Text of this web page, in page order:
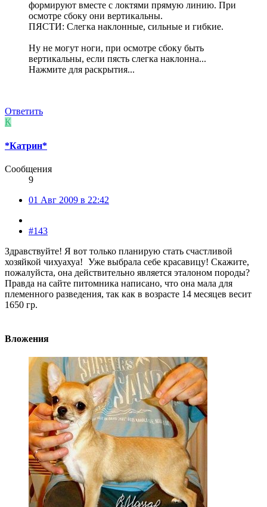
формируют вместе с локтями прямую линию. При
осмотре сбоку они вертикальны.
ПЯСТИ: Слегка наклонные, сильные и гибкие.
Ну не могут ноги, при осмотре сбоку быть
вертикальны, если пясть слегка наклонна...
Нажмите для раскрытия...
Ответить
К
*Катрин*
Сообщения
9
01 Авг 2009 в 22:42
#143
Здравствуйте! Я вот только планирую стать счастливой
хозяйкой чихуахуа! Уже выбрала себе красавицу! Скажите,
пожалуйста, она действительно является эталоном породы?
Правда на сайте питомника написано, что она мала для
племенного разведения, так как в возрасте 14 месяцев весит
1650 гр.
Вложения